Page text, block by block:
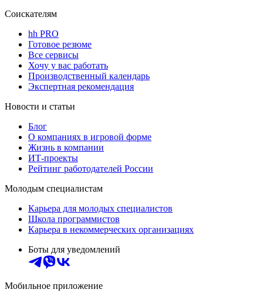
Соискателям
hh PRO
Готовое резюме
Все сервисы
Хочу у вас работать
Производственный календарь
Экспертная рекомендация
Новости и статьи
Блог
О компаниях в игровой форме
Жизнь в компании
ИТ-проекты
Рейтинг работодателей России
Молодым специалистам
Карьера для молодых специалистов
Школа программистов
Карьера в некоммерческих организациях
Боты для уведомлений
Мобильное приложение